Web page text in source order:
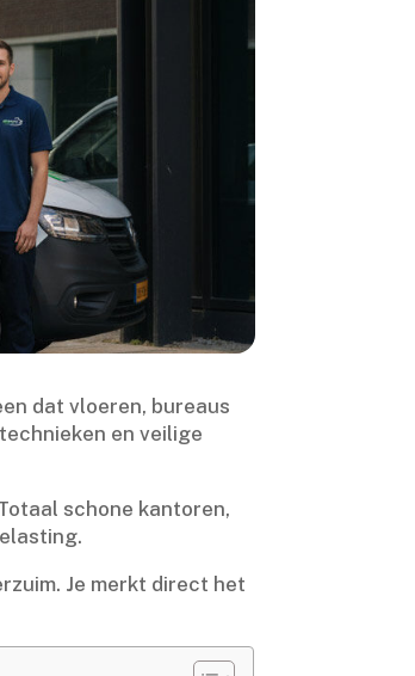
dat vloeren, bureaus
en veilige
schone kantoren,
Je merkt direct het